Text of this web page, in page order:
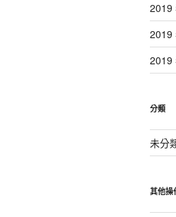
2019
2019
2019
分類
未分
其他操